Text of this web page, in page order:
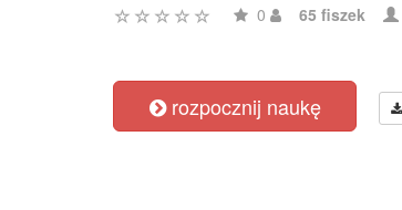
0 65 fiszek
rozpocznij naukę